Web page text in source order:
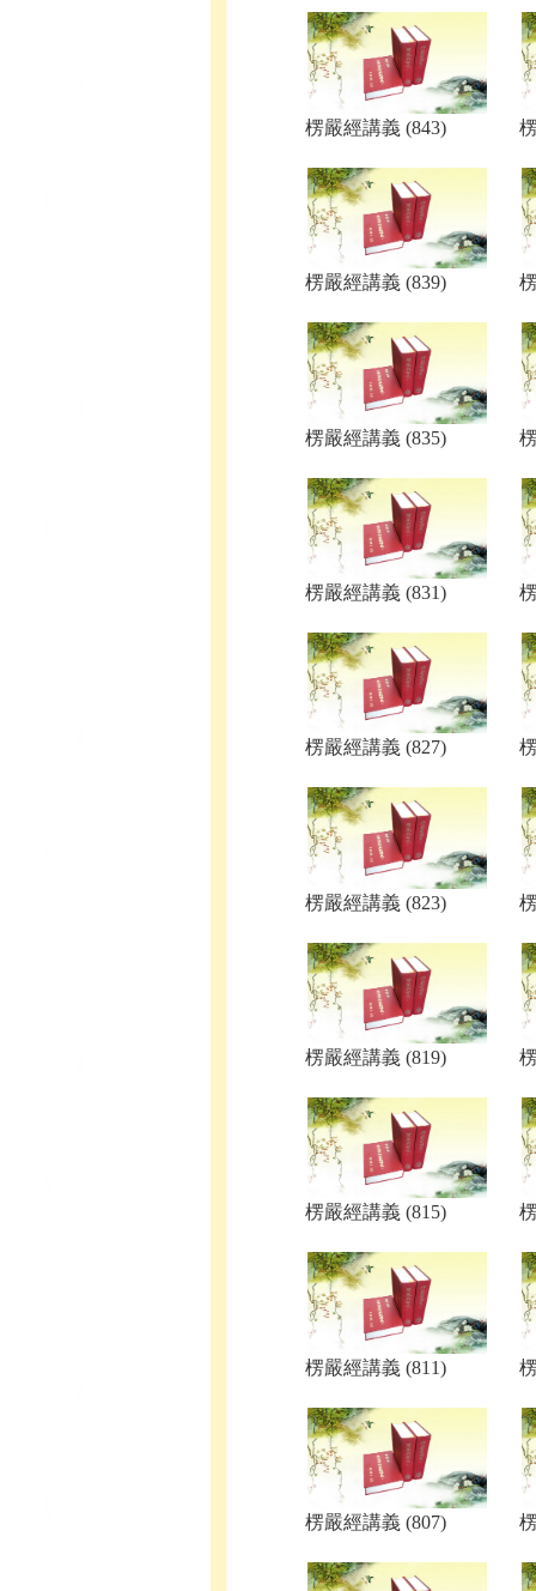
楞嚴經講義 (843)
楞嚴經講義 (839)
楞嚴經講義 (835)
楞嚴經講義 (831)
楞嚴經講義 (827)
楞嚴經講義 (823)
楞嚴經講義 (819)
楞嚴經講義 (815)
楞嚴經講義 (811)
楞嚴經講義 (807)